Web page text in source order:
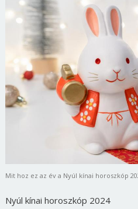
Mit hoz ez az év a Nyúl kínai horoszkóp
Nyúl kínai horoszkóp 2024